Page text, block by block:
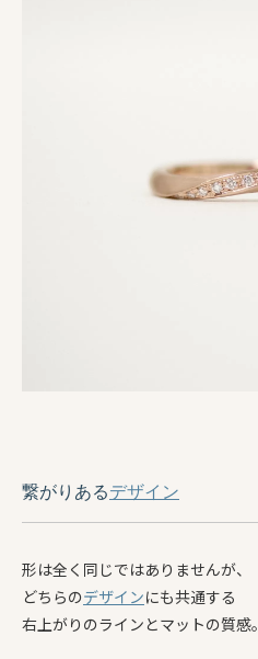
繋がりあるデザイン
形は全く同じではありませんが、
どちらのデザインにも共通する
右上がりのラインとマットの質感。